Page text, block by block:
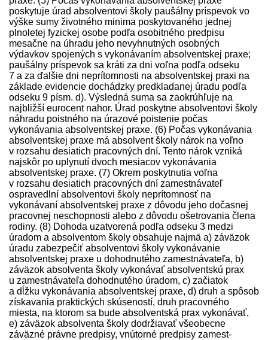
poskytuje úrad absolventovi školy paušálny príspevok vo
výške sumy životného minima poskytovaného jednej
plnoletej fyzickej osobe podľa osobitného pred­pisu
mesačne na úhradu jeho nevyhnutných osobných
výdavkov spojených s vykonávaním absolventskej praxe;
paušálny príspevok sa kráti za dni voľna podľa odseku
7 a za ďalšie dni neprítomnosti na absolventskej praxi na
základe evidencie dochádzky pred­kladanej úradu podľa
odseku 9 písm. d). Výsledná suma sa zaokrúhľuje na
najbližší eurocent nahor. Úrad poskytne absolventovi školy
náhradu poistného na úrazové poistenie počas
vykonávania absolventskej praxe. (6) Počas vykonávania
absolventskej praxe má absolvent školy nárok na voľno
v rozsahu desiatich pracovných dní. Tento nárok vzniká
najskôr po uplynutí dvoch mesiacov vykonávania
absolventskej praxe. (7) Okrem poskytnutia voľna
v rozsahu desiatich pracovných dní zamest­návateľ
ospravedlní absolventovi školy neprítomnosť na
vykonávaní absolventskej praxe z dôvodu jeho dočasnej
pracovnej neschopnosti alebo z dôvodu ošetrovania člena
rodiny. (8) Dohoda uzatvorená podľa odseku 3 medzi
úradom a absolventom školy obsahuje najmä a) záväzok
úradu zabezpečiť absolventovi školy vykonávanie
absolventskej praxe u dohodnutého zamest­návateľa, b)
záväzok absolventa školy vykonávať absolventskú prax
u zamest­návateľa dohodnutého úradom, c) začiatok
a dĺžku vykonávania absolventskej praxe, d) druh a spôsob
získavania praktických skúseností, druh pracovného
miesta, na ktorom sa bude absolventská prax vykonávať,
e) záväzok absolventa školy dodržiavať všeobecne
záväzné právne pred­pisy, vnútorné pred­pisy zamest­